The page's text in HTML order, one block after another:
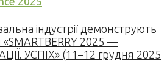
індустрії демонструють
«SMARTBERRY 2025 —
УСПІХ» (11–12 грудня 2025